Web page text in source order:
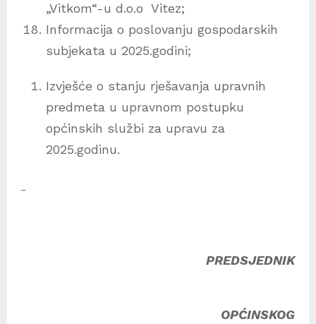
„Vitkom“-u d.o.o Vitez;
Informacija o poslovanju gospodarskih
subjekata u 2025.godini;
Izvješće o stanju rješavanja upravnih
predmeta u upravnom postupku
općinskih službi za upravu za
2025.godinu.
PREDSJEDNIK
OPĆINSKOG